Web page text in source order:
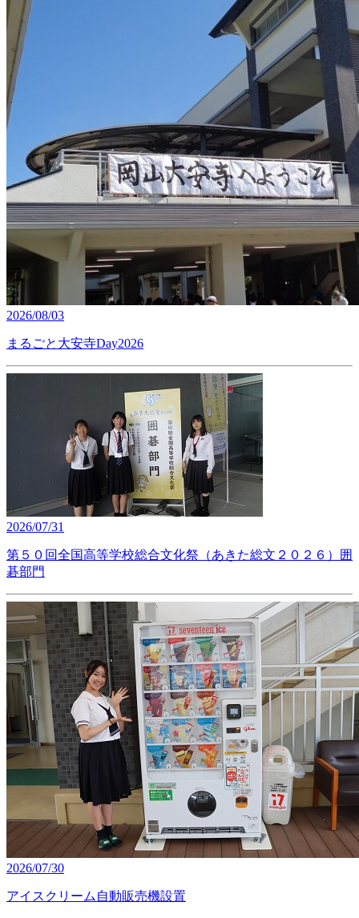
2026/08/03
まるごと大安寺Day2026
2026/07/31
第５０回全国高等学校総合文化祭（あきた総文２０２６）囲
碁部門
2026/07/30
アイスクリーム自動販売機設置